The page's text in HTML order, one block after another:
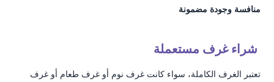
منافسة وجودة مضمونة
شراء غرف مستعملة
تعتبر الغرف الكاملة، سواء كانت غرف نوم أو غرف طعام أو غرف